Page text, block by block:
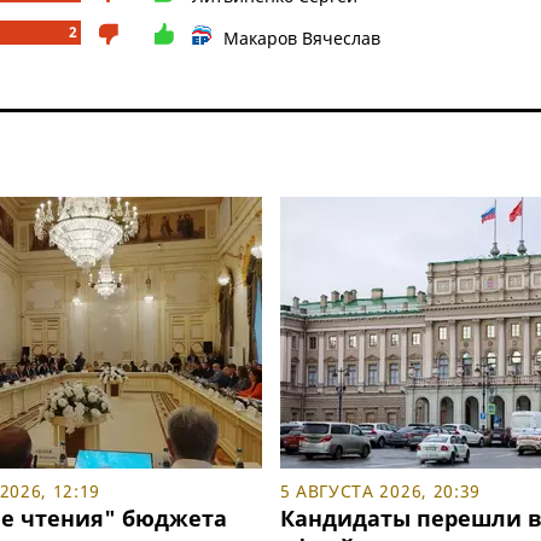
2 Макаров Вячеслав
12:19
чтения" бюджета
5 АВГУСТА 2026, 20:39
Кандидаты перешли